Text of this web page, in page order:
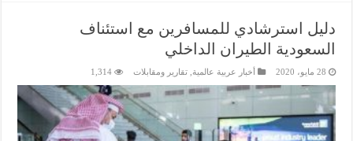
دليل استرشادي للمسافرين مع استئناف
السعودية الطيران الداخلي
28 مايو، 2020 أخبار عربية عالمية ,تقارير ومقابلات 1,314